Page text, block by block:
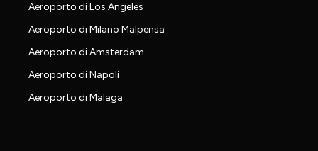
Aeroporto di Los Angeles
Aeroporto di Milano Malpensa
Aeroporto di Amsterdam
Aeroporto di Napoli
Aeroporto di Malaga